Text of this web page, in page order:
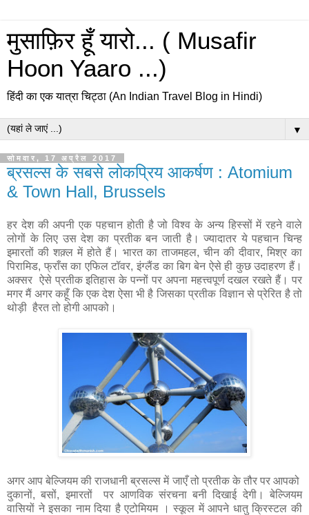
मुसाफ़िर हूँ यारो... ( Musafir
Hoon Yaaro ...)
हिंदी का एक यात्रा चिट्ठा (An Indian Travel Blog in Hindi)
▼
सोमवार, 17 अप्रैल 2017
ब्रसल्स के सबसे लोकप्रिय आकर्षण : Atomium
& Town Hall, Brussels
हर देश की अपनी एक पहचान होती है जो विश्व के अन्य हिस्सों में रहने वाले
लोगों के लिए उस देश का प्रतीक बन जाती है। ज्यादातर ये पहचान चिन्ह
इमारतों की शक़्ल में होते हैं। भारत का ताजमहल, चीन की दीवार, मिश्र का
पिरामिड, फ्राँस का एफिल टॉवर, इंग्लैंड का बिग बेन ऐसे ही कुछ उदाहरण हैं।
अक्सर ऐसे प्रतीक इतिहास के पन्नों पर अपना महत्त्वपूर्ण दखल रखते हैं। पर
मगर मैं अगर कहूँ कि एक देश ऐसा भी है जिसका प्रतीक विज्ञान से प्रेरित है तो
थोड़ी हैरत तो होगी आपको।
अगर आप बेल्जियम की राजधानी ब्रसल्स में जाएँ तो प्रतीक के तौर पर आपको
दुकानों, बसों, इमारतों पर आणविक संरचना बनी दिखाई देगी। बेल्जियम
वासियों ने इसका नाम दिया है एटोमियम । स्कूल में आपने धातु क्रिस्टल की